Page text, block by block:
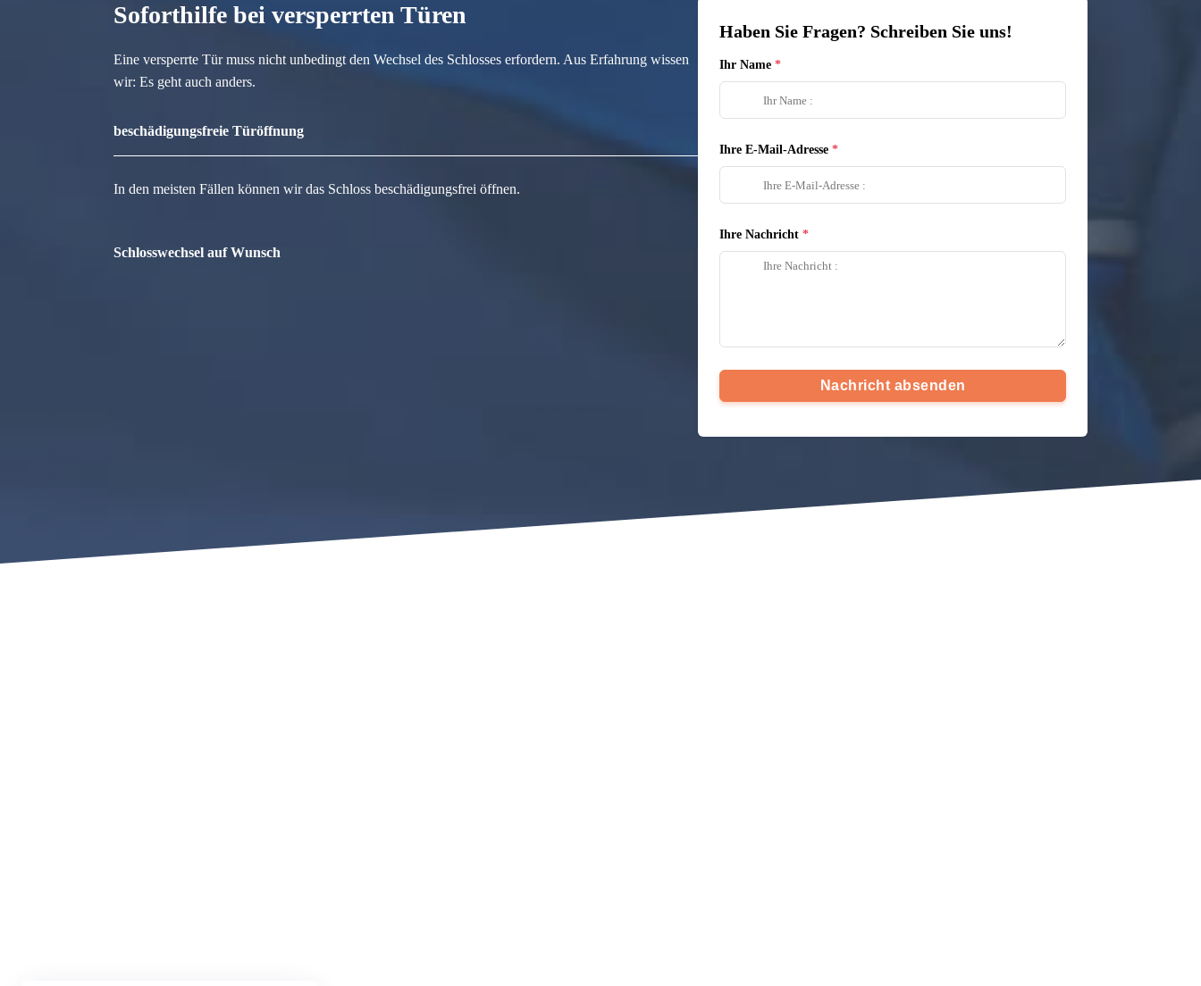
Soforthilfe bei versperrten Türen
Eine versperrte Tür muss nicht unbedingt den Wechsel des Schlosses erfordern. Aus Erfahrung wissen
wir: Es geht auch anders.
beschädigungsfreie Türöffnung
In den meisten Fällen können wir das Schloss beschädigungsfrei öffnen.
Schlosswechsel auf Wunsch
Haben Sie Fragen? Schreiben Sie uns!
Ihr Name
Ihre E-Mail-Adresse
Ihre Nachricht
Nachricht absenden